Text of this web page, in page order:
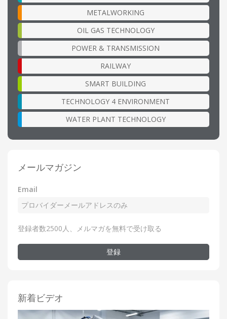
METALWORKING
OIL GAS TECHNOLOGY
POWER & TRANSMISSION
RAILWAY
SMART BUILDING
TECHNOLOGY 4 ENVIRONMENT
WATER PLANT TECHNOLOGY
メールマガジン
Email
登録者数2500人、メルマガを無料で受け取る
登録
新着ビデオ